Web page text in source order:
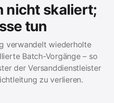
nicht skaliert;
tun
verwandelt wiederholte
Batch-Vorgänge – so
der Versanddienstleister
zu verlieren.